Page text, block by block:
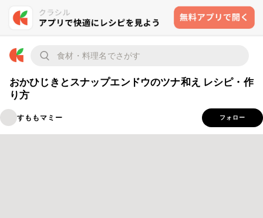
おかひじきとスナップエンドウのツナ和え レシピ・作
り方
すももマミー フォロー